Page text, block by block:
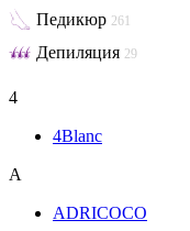
Педикюр 261
Депиляция 29
4
4Blanc
A
ADRICOCO